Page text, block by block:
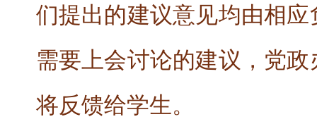
们提出的建议意见均由相
需要上会讨论的建议，党
将反馈给学生。